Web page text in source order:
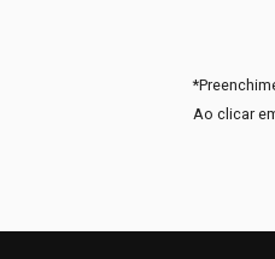
*
Ao clicar